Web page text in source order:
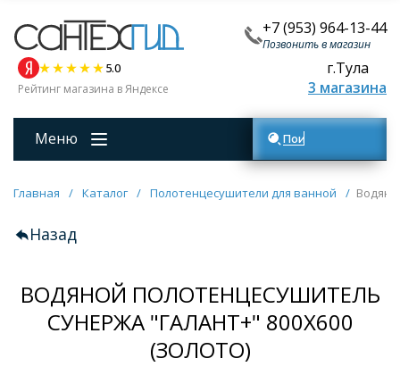
+7 (953) 964-13-44
Позвонить в магазин
5.0
Рейтинг магазина в Яндексе
г.Тула
3 магазина
Меню Поиск товаров
Главная / Каталог / Полотенцесушители для ванной /
Назад
ВОДЯНОЙ ПОЛОТЕНЦЕСУШИТЕЛЬ
СУНЕРЖА "ГАЛАНТ+" 800Х600
(ЗОЛОТО)